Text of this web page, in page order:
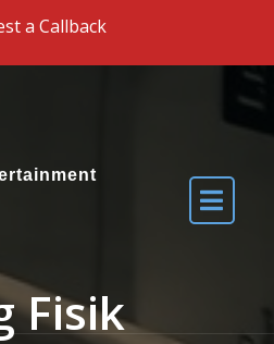
a Callback
Fisik